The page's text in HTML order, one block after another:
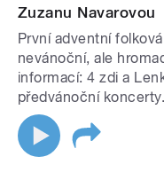
Zuzanu Navarovou
První adventní
nevánoční, ale
informací: 4 zdi a
předvánoční koncerty.